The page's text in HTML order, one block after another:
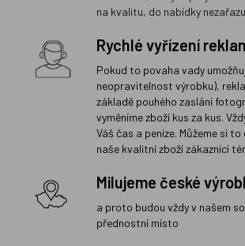
na kvalitu, do nabídky
Rychlé vyřízení
Pokud to povaha vady
neopravitelnost výrobku),
základě pouhého zaslání
vyměníme zboží kus za kus.
Váš čas a peníze. Můžeme si
naše kvalitní zboží zákazníci
Milujeme české
a proto budou vždy v našem
přednostní místo